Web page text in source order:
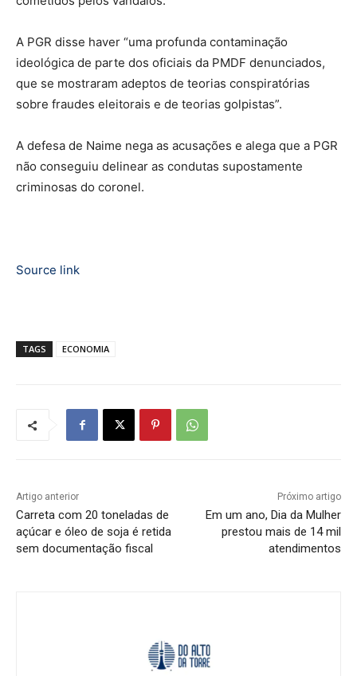
A PGR disse haver “uma profunda contaminação
ideológica de parte dos oficiais da PMDF denunciados,
que se mostraram adeptos de teorias conspiratórias
sobre fraudes eleitorais e de teorias golpistas”.
A defesa de Naime nega as acusações e alega que a PGR
não conseguiu delinear as condutas supostamente
criminosas do coronel.
Source link
TAGS ECONOMIA
Artigo anterior
Carreta com 20 toneladas de
açúcar e óleo de soja é retida
sem documentação fiscal
Próximo artigo
Em um ano, Dia da Mulher
prestou mais de 14 mil
atendimentos